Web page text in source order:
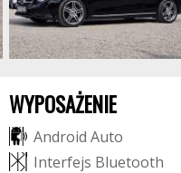
WYPOSAŻENIE
Android Auto
Interfejs Bluetooth